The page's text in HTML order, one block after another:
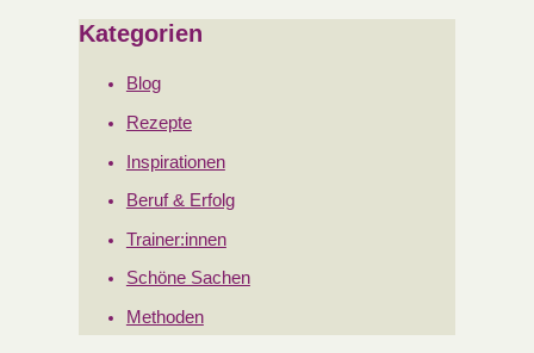
Kategorien
Blog
Rezepte
Inspirationen
Beruf & Erfolg
Trainer:innen
Schöne Sachen
Methoden